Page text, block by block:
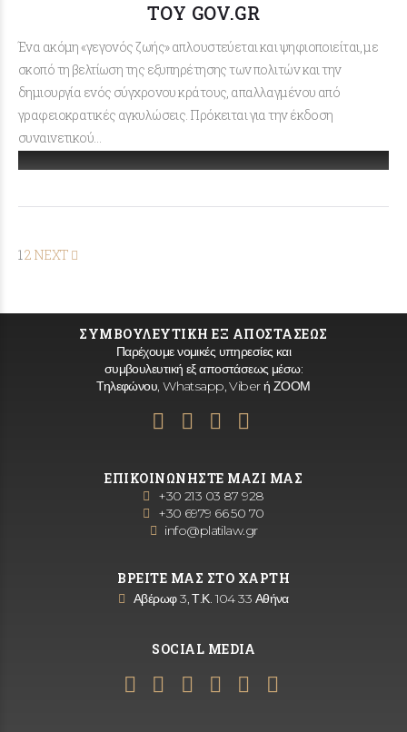
ΤΟΥ GOV.GR
Ένα ακόμη «γεγονός ζωής» απλουστεύεται και ψηφιοποιείται, με
σκοπό τη βελτίωση της εξυπηρέτησης των πολιτών και την
δημιουργία ενός σύγχρονου κράτους, απαλλαγμένου από
γραφειοκρατικές αγκυλώσεις. Πρόκειται για την έκδοση
συναινετικού…
12 NEXT
ΣΥΜΒΟΥΛΕΥΤΙΚΗ ΕΞ ΑΠΟΣΤΑΣΕΩΣ
Παρέχουμε νομικές υπηρεσίες και
συμβουλευτική εξ αποστάσεως μέσω:
Τηλεφώνου, Whatsapp, Viber ή ΖΟΟΜ
ΕΠΙΚΟΙΝΩΝΗΣΤΕ ΜΑΖΙ ΜΑΣ
+30 213 03 87 928
+30 6979 66 50 70
info@platilaw.gr
ΒΡΕΙΤΕ ΜΑΣ ΣΤΟ ΧΑΡΤΗ
Αβέρωφ 3, Τ.Κ. 104 33 Αθήνα
SOCIAL MEDIA